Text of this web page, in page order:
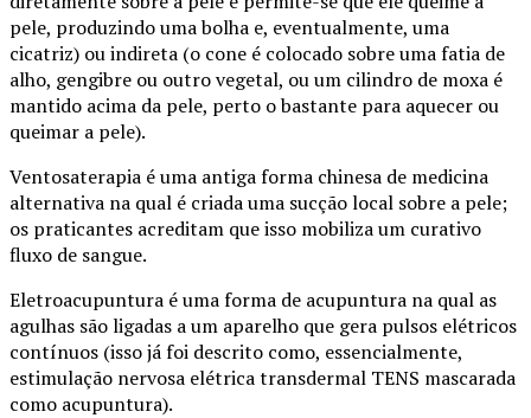
pele, produzindo uma bolha e, eventualmente, uma
cicatriz) ou indireta (o cone é colocado sobre uma fatia de
alho, gengibre ou outro vegetal, ou um cilindro de moxa é
mantido acima da pele, perto o bastante para aquecer ou
queimar a pele).
Ventosaterapia é uma antiga forma chinesa de medicina
alternativa na qual é criada uma sucção local sobre a pele;
os praticantes acreditam que isso mobiliza um curativo
fluxo de sangue.
Eletroacupuntura é uma forma de acupuntura na qual as
agulhas são ligadas a um aparelho que gera pulsos elétricos
contínuos (isso já foi descrito como, essencialmente,
estimulação nervosa elétrica transdermal TENS mascarada
como acupuntura).